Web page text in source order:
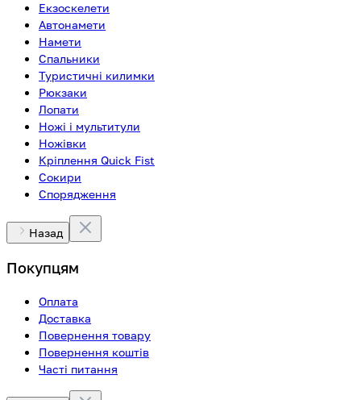
Екзоскелети
Автонамети
Намети
Спальники
Туристичні килимки
Рюкзаки
Лопати
Ножі і мультитули
Ножівки
Кріплення Quick Fist
Сокири
Спорядження
Назад
Покупцям
Оплата
Доставка
Повернення товару
Повернення коштів
Часті питання